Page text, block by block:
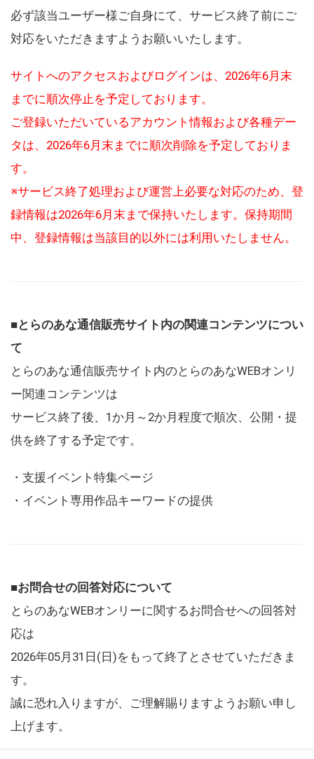
必ず該当ユーザー様ご自身にて、サービス終了前にご
対応をいただきますようお願いいたします。
サイトへのアクセスおよびログインは、2026年6月末
までに順次停止を予定しております。
ご登録いただいているアカウント情報および各種デー
タは、2026年6月末までに順次削除を予定しておりま
す。
※サービス終了処理および運営上必要な対応のため、登
録情報は2026年6月末まで保持いたします。保持期間
中、登録情報は当該目的以外には利用いたしません。
■とらのあな通信販売サイト内の関連コンテンツについ
て
とらのあな通信販売サイト内のとらのあなWEBオンリ
ー関連コンテンツは
サービス終了後、1か月～2か月程度で順次、公開・提
供を終了する予定です。
・支援イベント特集ページ
・イベント専用作品キーワードの提供
■お問合せの回答対応について
とらのあなWEBオンリーに関するお問合せへの回答対
応は
2026年05月31日(日)をもって終了とさせていただきま
す。
誠に恐れ入りますが、ご理解賜りますようお願い申し
上げます。